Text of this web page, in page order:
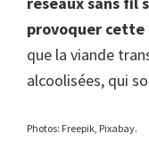
provoquer cette
que la viande
alcoolisées, qui
Photos: Freepik, Pixabay.